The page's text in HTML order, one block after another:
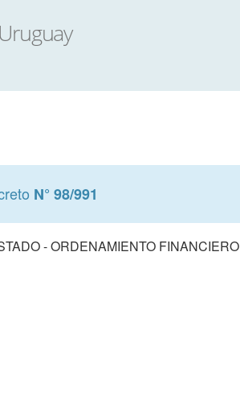
N° 98/991
- ORDENAMIENTO FINANCIERO